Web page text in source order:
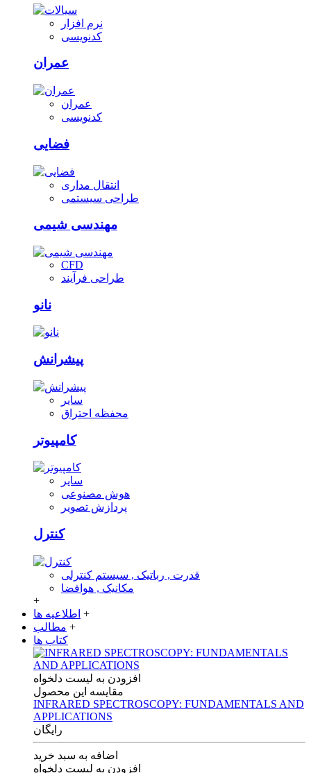
نرم افزار
کدنویسی
عمران
عمران
کدنویسی
فضایی
انتقال مداری
طراحی سیستمی
مهندسی شیمی
CFD
طراحی فرآیند
نانو
پیشرانش
سایر
محفظه احتراق
کامپیوتر
سایر
هوش مصنوعی
پردازش تصویر
کنترل
قدرت , رباتیک , سیستم کنترلی
مکانیک , هوافضا
+
اطلاعیه ها +
مطالب +
کتاب ها
افزودن به لیست دلخواه
مقایسه این محصول
INFRARED SPECTROSCOPY: FUNDAMENTALS AND
APPLICATIONS
رایگان
اضافه به سبد خرید
افزودن به لیست دلخواه